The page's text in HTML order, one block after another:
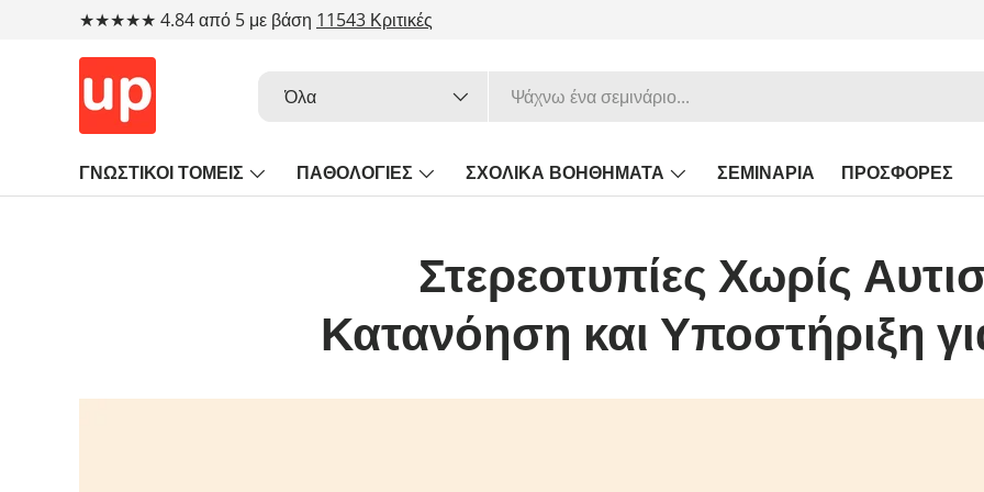
★★★★★ 4.84 από 5 με βάση 11543 Κριτικές
Όλα
ΓΝΩΣΤΙΚΟΙ ΤΟΜΕΙΣ ΠΑΘΟΛΟΓΙΕΣ ΣΧΟΛΙΚΑ ΒΟΗΘΗΜΑΤΑ ΣΕΜΙΝΑΡΙΑ ΠΡΟΣΦΟΡΕΣ
Στερεοτυπίες Χωρίς
Κατανόηση και Υποστήριξη